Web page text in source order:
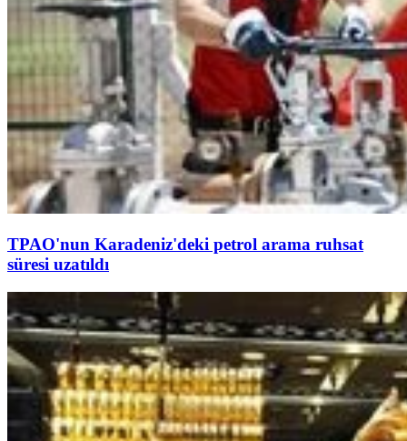
TPAO'nun Karadeniz'deki petrol arama ruhsat
süresi uzatıldı